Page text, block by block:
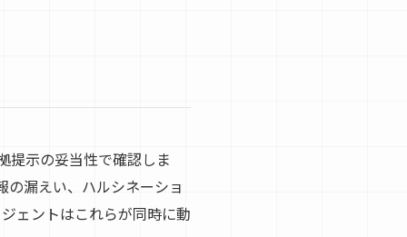
提示の妥当性で確認しま
漏えい、ハルシネーショ
ェントはこれらが同時に動